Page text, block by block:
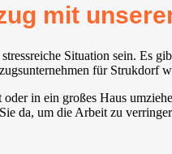
mit
Situation sein. Es
für Strukdorf
in ein großes Haus
da, um die Arbeit zu